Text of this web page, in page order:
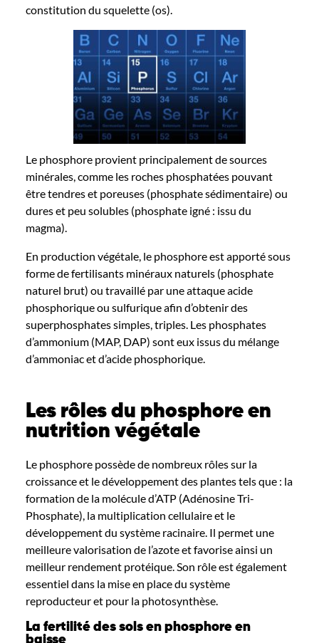
constitution du squelette (os).
Le phosphoreprovient principalement de sources
minérales, comme les roches phosphatées pouvant
être tendres et poreuses (phosphate sédimentaire) ou
dures et peu solubles (phosphate igné : issu du
magma).
En production végétale, le phosphore est apporté sous
forme de fertilisants minéraux naturels (phosphate
naturel brut) ou travaillé par une attaque acide
phosphorique ou sulfurique afin d’obtenir des
superphosphates simples, triples. Les phosphates
d’ammonium (MAP, DAP) sont eux issus du mélange
d’ammoniac et d’acide phosphorique.
Les rôles du phosphore en
nutrition végétale
Le phosphore possède de nombreux rôles sur la
croissance et le développement des plantes tels que : la
formation de la molécule d’ATP (AdénosineTri-
Phosphate),la multiplication cellulaire etle
développementdu système racinaire.Il permet une
meilleure valorisation de l’azoteetfavoriseainsi un
meilleur rendementprotéique. Son rôle est également
essentiel dansla mise en place du système
reproducteuret pourla photosynthèse.
La fertilité des sols en phosphore en
baisse